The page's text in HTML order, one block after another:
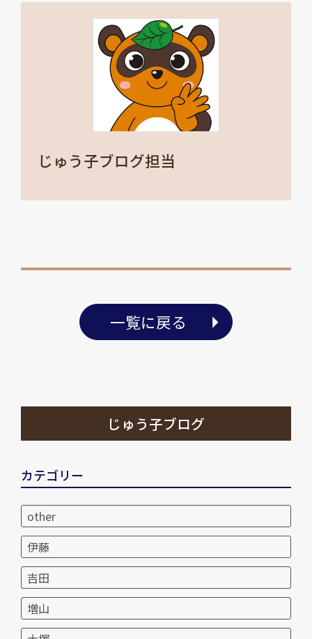
じゅう子ブログ担当
一覧に戻る
じゅう子ブログ
カテゴリー
other
伊藤
吉田
増山